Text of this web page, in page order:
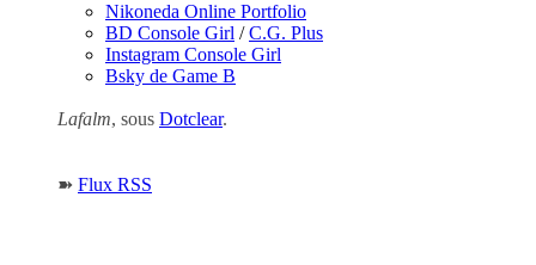
Nikoneda Online Portfolio
BD Console Girl /C.G. Plus
Instagram Console Girl
Bsky de Game B
Lafalm, sous Dotclear.
➽ Flux RSS